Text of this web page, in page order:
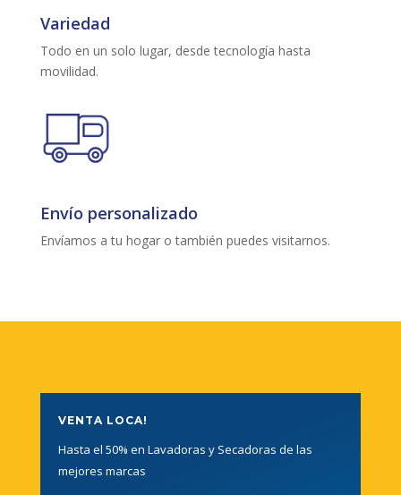
Variedad
Todo en un solo lugar, desde tecnología hasta
movilidad.
Envío personalizado
Envíamos a tu hogar o también puedes visitarnos.
VENTA LOCA!
Hasta el 50% en Lavadoras y Secadoras de las
mejores marcas